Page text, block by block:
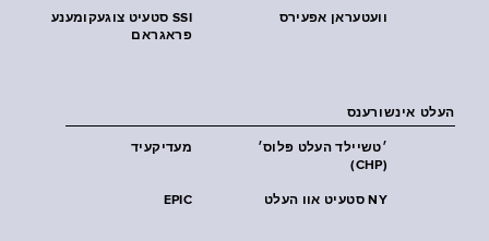
SSI סטעיט צוגעקומענע
פראגראם
וועטעראן אפעירס
העלט אינשורענס
מעדיקעיד
׳טשיילד העלט פּלוס׳
(CHP)
EPIC NY סטעיט אוו העלט